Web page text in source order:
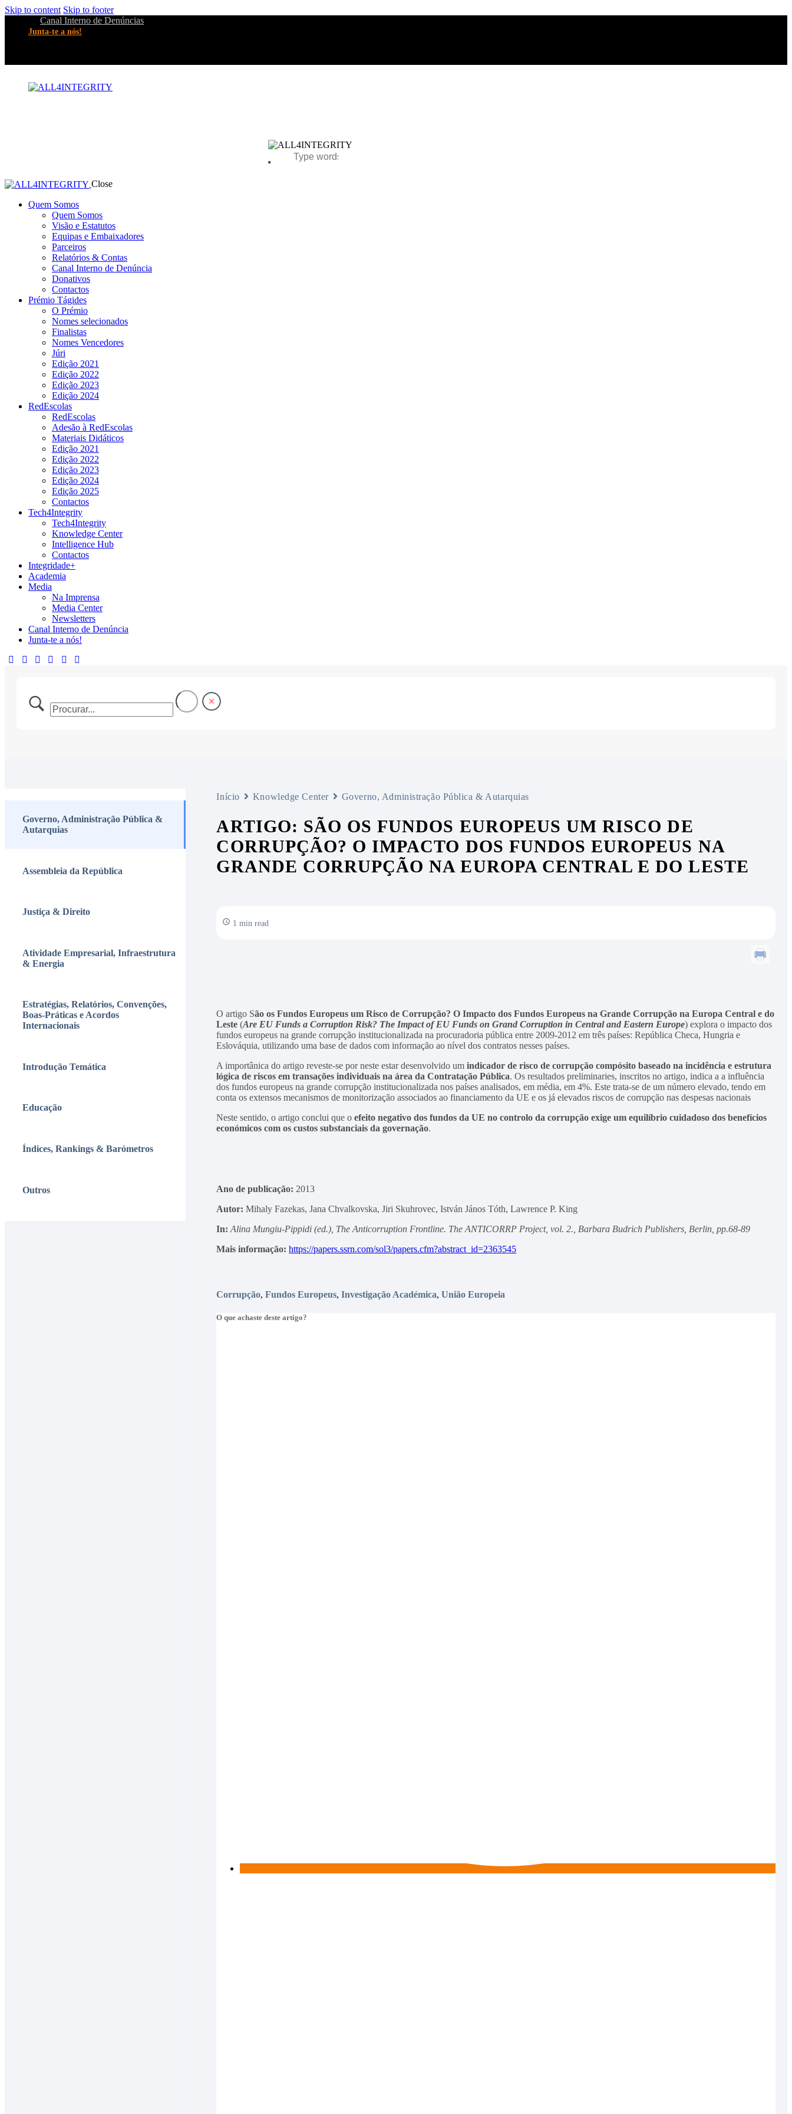
Skip to content Skip to footer
Canal Interno de Denúncias
Junta-te a nós!
Close
Quem Somos
Quem Somos
Visão e Estatutos
Equipas e Embaixadores
Parceiros
Relatórios & Contas
Canal Interno de Denúncia
Donativos
Contactos
Prémio Tágides
O Prémio
Nomes selecionados
Finalistas
Nomes Vencedores
Júri
Edição 2021
Edição 2022
Edição 2023
Edição 2024
RedEscolas
RedEscolas
Adesão à RedEscolas
Materiais Didáticos
Edição 2021
Edição 2022
Edição 2023
Edição 2024
Edição 2025
Contactos
Tech4Integrity
Tech4Integrity
Knowledge Center
Intelligence Hub
Contactos
Integridade+
Academia
Media
Na Imprensa
Media Center
Newsletters
Canal Interno de Denúncia
Junta-te a nós!
Governo, Administração Pública &
Autarquias
Assembleia da República
Justiça & Direito
Atividade Empresarial, Infraestrutura
& Energia
Estratégias, Relatórios, Convenções,
Boas-Práticas e Acordos
Internacionais
Introdução Temática
Educação
Índices, Rankings & Barómetros
Outros
Início Knowledge Center Governo, Administração Pública & Autarquias
ARTIGO: SÃO OS FUNDOS EUROPEUS UM RISCO DE
CORRUPÇÃO? O IMPACTO DOS FUNDOS EUROPEUS NA
GRANDE CORRUPÇÃO NA EUROPA CENTRAL E DO LESTE
1 min read
O artigo São os Fundos Europeus um Risco de Corrupção? O Impacto dos Fundos Europeus na Grande Corrupção na Europa Central e do
Leste (Are EU Funds a Corruption Risk? The Impact of EU Funds on Grand Corruption in Central and Eastern Europe) explora o impacto dos
fundos europeus na grande corrupção institucionalizada na procuradoria pública entre 2009-2012 em três países: República Checa, Hungria e
Eslováquia, utilizando uma base de dados com informação ao nível dos contratos nesses países.
A importânica do artigo reveste-se por neste estar desenvolvido umindicador de risco de corrupção compósito baseado na incidência e estrutura
lógica de riscos em transações individuais na área da Contratação Pública. Os resultados preliminaries, inscritos no artigo, indica a a influência
dos fundos europeus na grande corrupção institucionalizada nos países analisados, em média, em 4%. Este trata-se de um número elevado, tendo em
conta os extensos mecanismos de monitorização associados ao financiamento da UE e os já elevados riscos de corrupção nas despesas nacionais
Neste sentido, o artigo conclui que oefeito negativo dos fundos da UE no controlo da corrupção exige um equilíbrio cuidadoso dos benefícios
económicos com os custos substanciais da governação.
Ano de publicação: 2013
Autor:Mihaly Fazekas, Jana Chvalkovska, Jiri Skuhrovec, István János Tóth, Lawrence P. King
In: Alina Mungiu-Pippidi (ed.), The Anticorruption Frontline. The ANTICORRP Project, vol. 2., Barbara Budrich Publishers, Berlin, pp.68-89
Mais informação: https://papers.ssrn.com/sol3/papers.cfm?abstract_id=2363545
Corrupção,Fundos Europeus,Investigação Académica,União Europeia
O que achaste deste artigo?